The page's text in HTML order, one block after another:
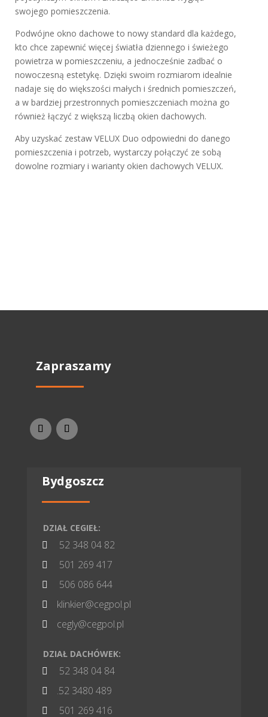
swojego pomieszczenia.
Podwójne okno dachowe to nowy standard dla każdego,
kto chce zapewnić więcej światła dziennego i świeżego
powietrza w pomieszczeniu, a jednocześnie zadbać o
nowoczesną estetykę. Dzięki swoim rozmiarom idealnie
nadaje się do większości małych i średnich pomieszczeń,
a w bardziej przestronnych pomieszczeniach można go
również łączyć z większą liczbą okien dachowych.
Aby uzyskać zestaw VELUX Duo odpowiedni do danego
pomieszczenia i potrzeb, wystarczy połączyć ze sobą
dowolne rozmiary i warianty okien dachowych VELUX.
Zapraszamy
Bydgoszcz
DZIAŁ CEGIEŁ:
 52 348 04 82
 501 269 417
 506 086 644
 klinkier@cegpol.pl
 cegly@cegpol.pl
DZIAŁ DACHÓWEK:
 52 348 04 84
 .52 3480 489
 501 269 416